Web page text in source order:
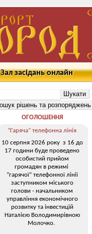
Зал засідань онлайн
ОГОЛОШЕННЯ
“Гаряча” телефонна лінія
10 серпня 2026 року з 16 до
17 години буде проведено
особистий прийом
громадян в режимі
“гарячої” телефонної лінії
заступником міського
голови - начальником
управління економічного
розвитку та інвестицій
Наталією Володимирівною
Молочко.